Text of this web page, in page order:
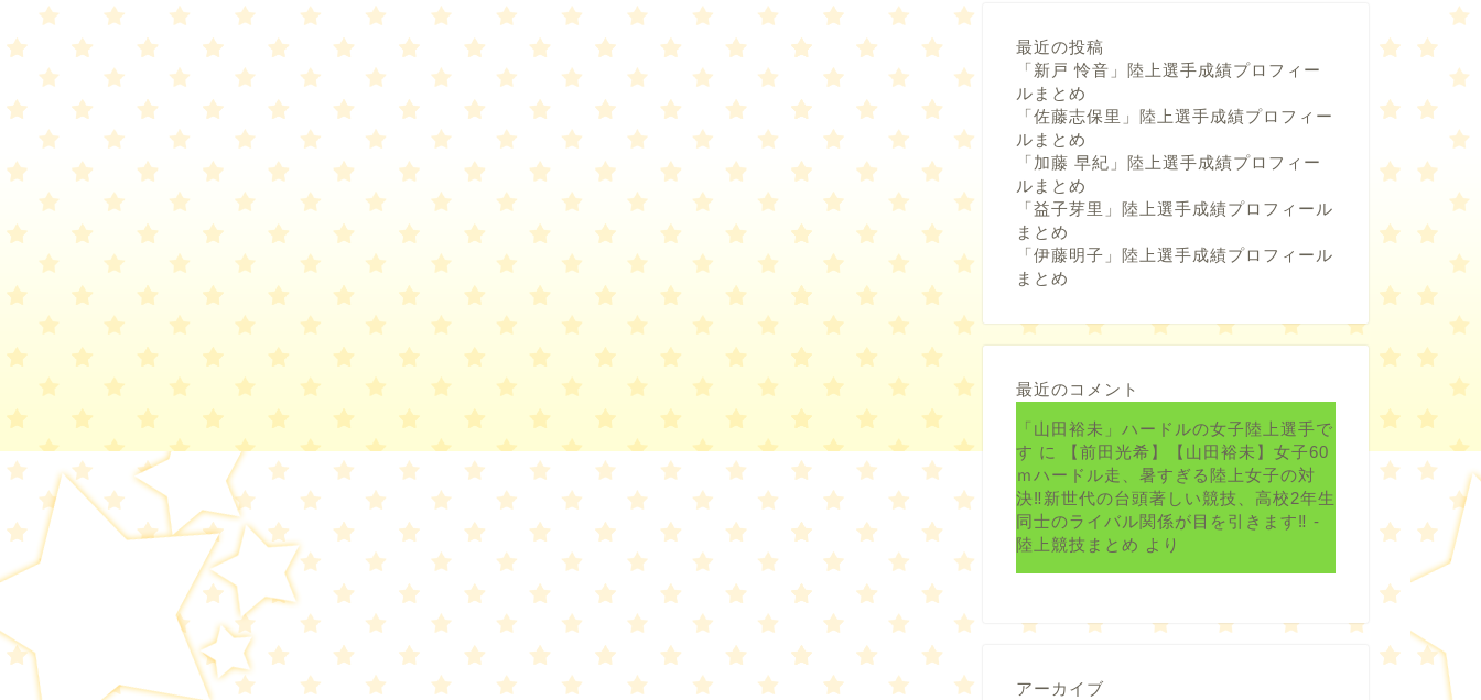
最近の投稿
「新戸 怜音」陸上選手成績プロフィー
ルまとめ
「佐藤志保里」陸上選手成績プロフィー
ルまとめ
「加藤 早紀」陸上選手成績プロフィー
ルまとめ
「益子芽里」陸上選手成績プロフィール
まとめ
「伊藤明子」陸上選手成績プロフィール
まとめ
最近のコメント
「山田裕未」ハードルの女子陸上選手で
す に
【前田光希】【山田裕未】女子60
ｍハードル走、暑すぎる陸上女子の対
決‼新世代の台頭著しい競技、高校2年生
同士のライバル関係が目を引きます‼ -
陸上競技まとめ より
アーカイブ